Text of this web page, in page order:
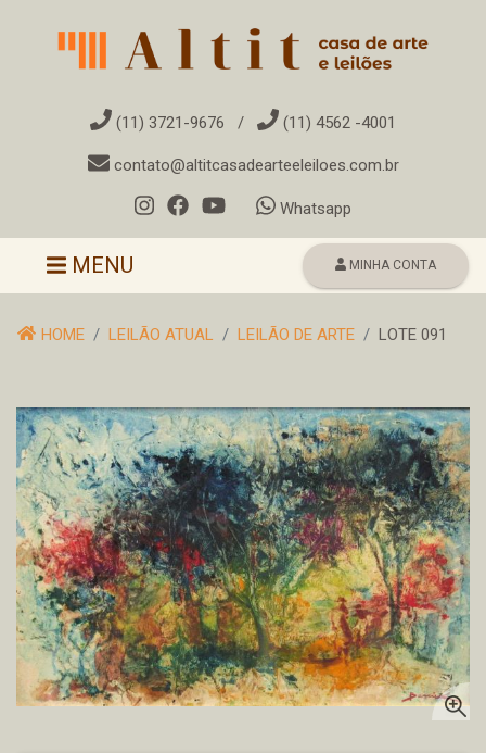
(11) 3721-9676 / (11) 4562 -4001
contato@altitcasadearteeleiloes.com.br
Whatsapp
Toggle navigation
MENU MINHA CONTA
HOME LEILÃO ATUAL LEILÃO DE ARTE LOTE 091